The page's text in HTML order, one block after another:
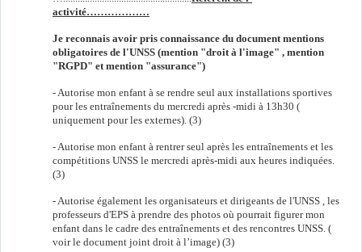
activité………………
Je reconnais avoir pris connaissance du document mentions
obligatoires de l'UNSS (mention "droit à l'image" , mention
"RGPD" et mention "assurance")
- Autorise mon enfant à se rendre seul aux installations sportives
pour les entraînements du mercredi après -midi à 13h30 (
uniquement pour les externes). (3)
- Autorise mon enfant à rentrer seul après les entraînements et les
compétitions UNSS le mercredi après-midi aux heures indiquées.
(3)
- Autorise également les organisateurs et dirigeants de l'UNSS , les
professeurs d'EPS à prendre des photos où pourrait figurer mon
enfant dans le cadre des entraînements et des rencontres UNSS. (
voir le document joint droit à l’image) (3)